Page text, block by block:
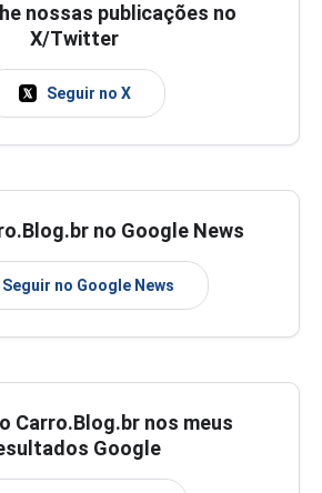
nossas publicações no
X/Twitter
Seguir no X
no Google News
Seguir no Google News
Carro.Blog.br nos meus
Google